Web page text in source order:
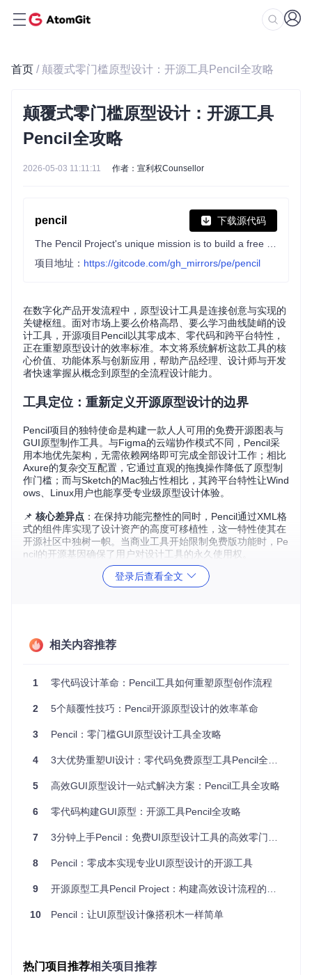
首页 / 颠覆式零门槛原型设计：开源工具Pencil全攻略
颠覆式零门槛原型设计：开源工具
Pencil全攻略
2026-05-03 11:11:11 作者：宣利权Counsellor
pencil 下载源代码
项目地址： https://gitcode.com/gh_mirrors/pe/pencil
在数字化产品开发流程中，原型设计工具是连接创意与实现的
关键枢纽。面对市场上要么价格高昂、要么学习曲线陡峭的设
计工具，开源项目Pencil以其零成本、零代码和跨平台特性，
正在重塑原型设计的效率标准。本文将系统解析这款工具的核
心价值、功能体系与创新应用，帮助产品经理、设计师与开发
者快速掌握从概念到原型的全流程设计能力。
工具定位：重新定义开源原型设计的边界
Pencil项目的独特使命是构建一款人人可用的免费开源图表与
GUI原型制作工具。与Figma的云端协作模式不同，Pencil采
用本地优先架构，无需依赖网络即可完成全部设计工作；相比
Axure的复杂交互配置，它通过直观的拖拽操作降低了原型制
作门槛；而与Sketch的Mac独占性相比，其跨平台特性让Wind
ows、Linux用户也能享受专业级原型设计体验。
📌 核心差异点 ：在保持功能完整性的同时，Pencil通过XML格
式的组件库实现了设计资产的高度可移植性，这一特性使其在
开源社区中独树一帜。当商业工具开始限制免费版功能时，Pe
ncil的开源基因确保了用户对设计工具的永久使用权。
功能解析：从基础操作到高级玩法的能力跃迁
新用户可通过三个步骤快速上手：
拖拽所需元素至中央画布区域
需组件，比手动查找节省60%操作时间。
局，体现了其直观的拖拽式操作逻辑
效率技巧：十倍速原型制作的秘密武器
确保设计一致性
页面模板：将包含固定导航的页面保存为模板，新页面创建
效率提升80%
高级玩法：自定义组件库与工作流集成
登录后查看全文
相关内容推荐
1 零代码设计革命：Pencil工具如何重塑原型创作流程
2 5个颠覆性技巧：Pencil开源原型设计的效率革命
3 Pencil：零门槛GUI原型设计工具全攻略
4 3大优势重塑UI设计：零代码免费原型工具Pencil全攻略
5 高效GUI原型设计一站式解决方案：Pencil工具全攻略
6 零代码构建GUI原型：开源工具Pencil全攻略
7 3分钟上手Pencil：免费UI原型设计工具的高效零门槛指南
8 Pencil：零成本实现专业UI原型设计的开源工具
9 开源原型工具Pencil Project：构建高效设计流程的完整指南
10 Pencil：让UI原型设计像搭积木一样简单
热门项目推荐相关项目推荐